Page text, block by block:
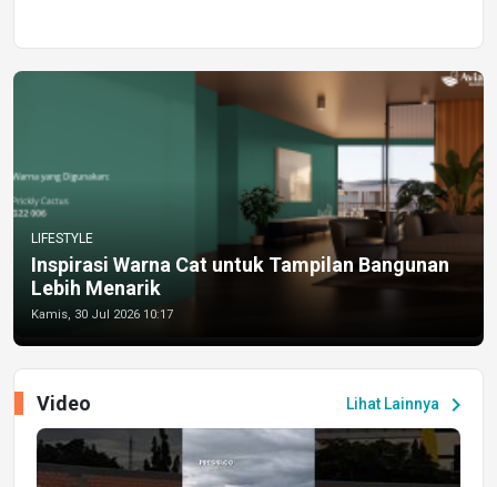
LIFESTYLE
Inspirasi Warna Cat untuk Tampilan Bangunan
Lebih Menarik
Kamis, 30 Jul 2026 10:17
Lihat Lainnya chevron_right
Video